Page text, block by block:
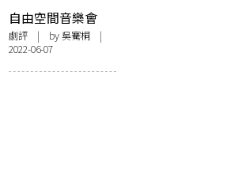
自由空間音樂會
《午後看海》：所
有人類都是海的囚
徒
劇評 | by 吳騫桐 |
2022-06-07